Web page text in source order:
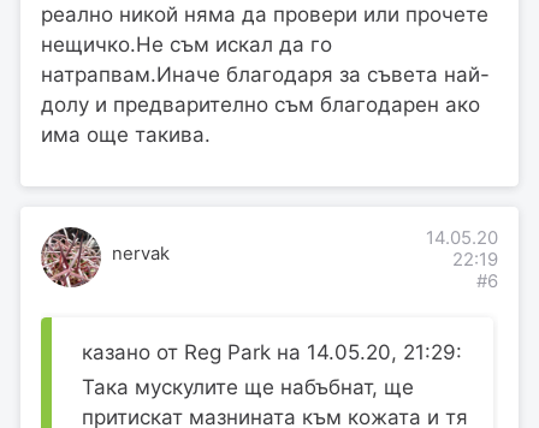
реално никой няма да провери или прочете
нещичко.Не съм искал да го
натрапвам.Иначе благодаря за съвета най-
долу и предварително съм благодарен ако
има още такива.
nervak
14.05.20
22:19
#6
казано от Reg Park на 14.05.20, 21:29:
Така мускулите ще набъбнат, ще
притискат мазнината към кожата и тя